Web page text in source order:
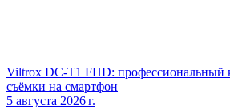
Viltrox DC‑T1 FHD: профессиональный
съёмки на смартфон
5 августа 2026 г.